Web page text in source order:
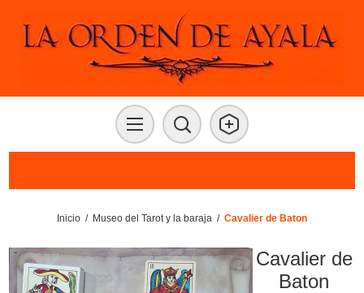
Inicio / Museo del Tarot y la baraja / Cavalier de Baton
Cavalier de
Baton